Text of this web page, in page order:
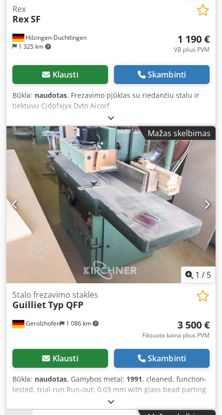
Hilzingen-Duchtlingen
1 325 km
Rex
RexSF
1 190 €
VB plius PVM
Klausti Skambinti
Būklė: naudotas, Frezavimo pjūklas su riedančiu stalu ir
tiektuvu Cjdpfxjyx Dvto Aicorf
Mažas skelbimas
1 / 5
Gerolzhofen 1 086 km
Stalo frezavimo staklės
GuillietTyp QFP
3 500 €
Fiksuota kaina plius PVM
Klausti Skambinti
Būklė: naudotas, Gamybos metai: 1991, cleaned, function-
tested, trial run Run-out: 0.03 mm with glass bead parting
saw with feed unit used, good condition Manufacturer:
Guilliet Model: QFP Year of manufacture: 1991 Machine